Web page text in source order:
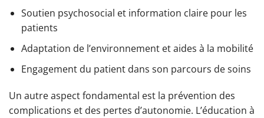
Soutien psychosocial et information claire pour les
patients
Adaptation de l’environnement et aides à la mobilité
Engagement du patient dans son parcours de soins
Un autre aspect fondamental est la prévention des
complications et des pertes d’autonomie. L’éducation à